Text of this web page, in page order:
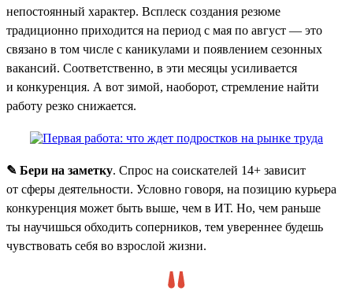
непостоянный характер. Всплеск создания резюме
традиционно приходится на период с мая по август — это
связано в том числе с каникулами и появлением сезонных
вакансий. Соответственно, в эти месяцы усиливается
и конкуренция. А вот зимой, наоборот, стремление найти
работу резко снижается.
✎ Бери на заметку. Спрос на соискателей 14+ зависит
от сферы деятельности. Условно говоря, на позицию курьера
конкуренция может быть выше, чем в ИТ. Но, чем раньше
ты научишься обходить соперников, тем увереннее будешь
чувствовать себя во взрослой жизни.